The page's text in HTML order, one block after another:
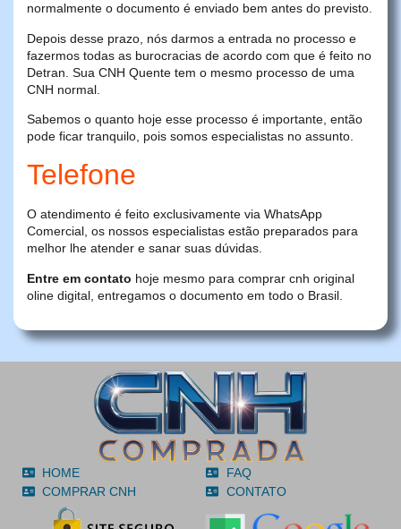
normalmente o documento é enviado bem antes do previsto.
Depois desse prazo, nós darmos a entrada no processo e
fazermos todas as burocracias de acordo com que é feito no
Detran. Sua CNH Quente tem o mesmo processo de uma
CNH normal.
Sabemos o quanto hoje esse processo é importante, então
pode ficar tranquilo, pois somos especialistas no assunto.
Telefone
O atendimento é feito exclusivamente via WhatsApp
Comercial, os nossos especialistas estão preparados para
melhor lhe atender e sanar suas dúvidas.
Entre em contato hoje mesmo para comprar cnh original
oline digital, entregamos o documento em todo o Brasil.
HOME
COMPRAR CNH
FAQ
CONTATO